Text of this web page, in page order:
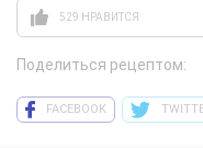
529 НРАВИТСЯ
Поделиться рецептом:
FACEBOOK